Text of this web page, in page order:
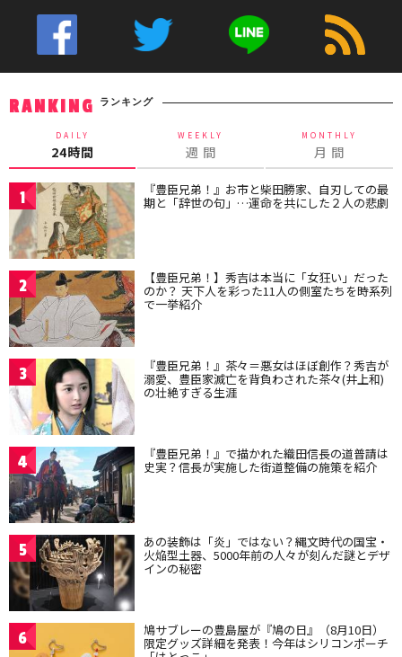
RANKING ランキング
DAILY
24時間
WEEKLY
週 間
MONTHLY
月 間
1 『豊臣兄弟！』お市と柴田勝家、自刃しての最
期と「辞世の句」…運命を共にした２人の悲劇
2 【豊臣兄弟！】秀吉は本当に「女狂い」だった
のか？ 天下人を彩った11人の側室たちを時系列
で一挙紹介
3 『豊臣兄弟！』茶々＝悪女はほぼ創作？秀吉が
溺愛、豊臣家滅亡を背負わされた茶々(井上和)
の壮絶すぎる生涯
4 『豊臣兄弟！』で描かれた織田信長の道普請は
史実？信長が実施した街道整備の施策を紹介
5 あの装飾は「炎」ではない？縄文時代の国宝・
火焔型土器、5000年前の人々が刻んだ謎とデザ
インの秘密
6 鳩サブレーの豊島屋が『鳩の日』（8月10日）
限定グッズ詳細を発表！今年はシリコンポーチ